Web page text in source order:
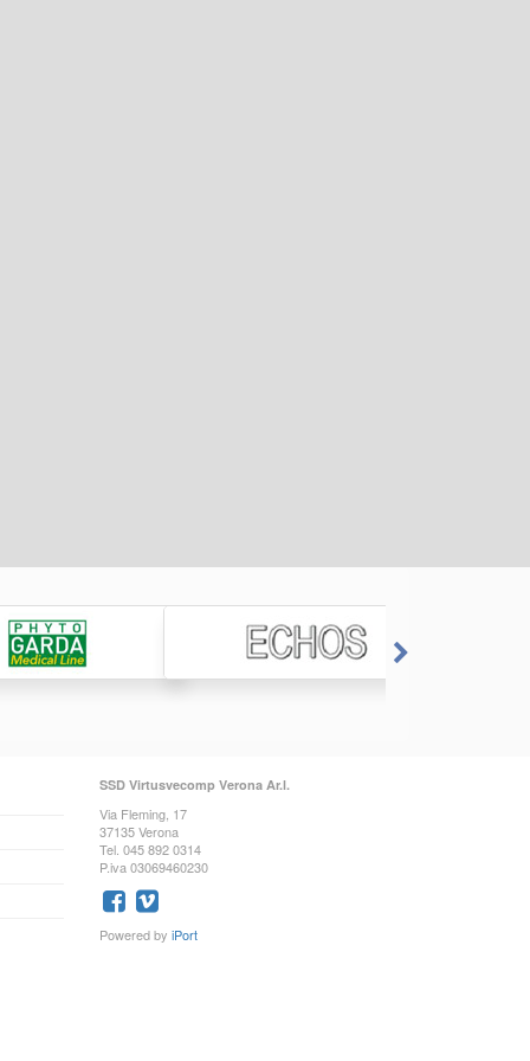
SSD Virtusvecomp Verona Ar.l.
Via Fleming, 17
37135 Verona
Tel. 045 892 0314
P.iva 03069460230
Powered by iPort